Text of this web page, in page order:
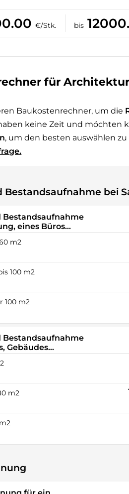
€/Stk. bis
für
Baukostenrechner, um die
keine Zeit und möchten
, um den besten auswählen
Bestandsaufnahme bei
Bestandsaufnahme
eines Büros…
m2
100 m2
100 m2
Bestandsaufnahme
Gebäudes…
m2